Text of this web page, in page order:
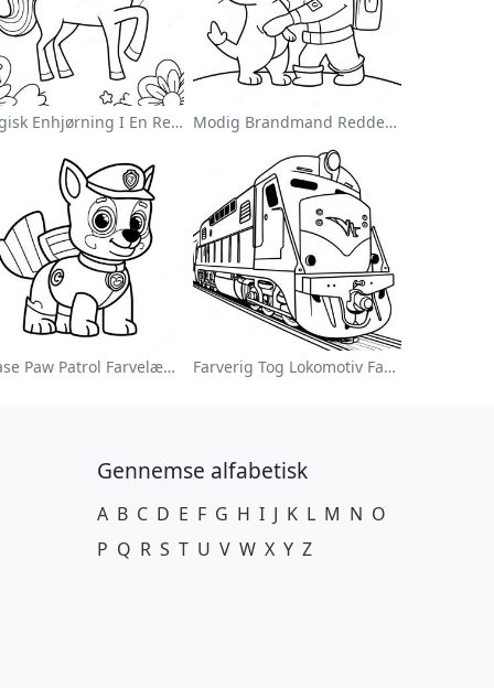
Magisk Enhjørning I En Regnbue Farvelægningsside Modig Brandmand Redder En Kat Farvelægningsside
Chase Paw Patrol Farvelægningsside Farverig Tog Lokomotiv Farvelægningsside
Gennemse alfabetisk
A B C D E F G H I J K L M N O
P Q R S T U V W X Y Z